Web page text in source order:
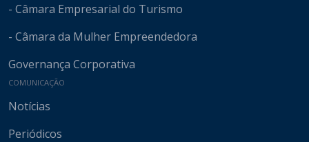
- Câmara Empresarial do Turismo
- Câmara da Mulher Empreendedora
Governança Corporativa
COMUNICAÇÃO
Notícias
Periódicos